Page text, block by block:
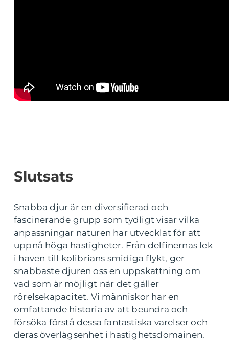
Slutsats
Snabba djur är en diversifierad och
fascinerande grupp som tydligt visar vilka
anpassningar naturen har utvecklat för att
uppnå höga hastigheter. Från delfinernas lek
i haven till kolibrians smidiga flykt, ger
snabbaste djuren oss en uppskattning om
vad som är möjligt när det gäller
rörelsekapacitet. Vi människor har en
omfattande historia av att beundra och
försöka förstå dessa fantastiska varelser och
deras överlägsenhet i hastighetsdomainen.